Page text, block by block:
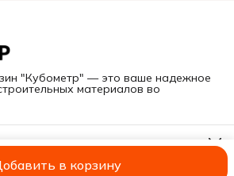
в корзину
"Кубометр" — это ваше надежное
материалов во
дом 28Е